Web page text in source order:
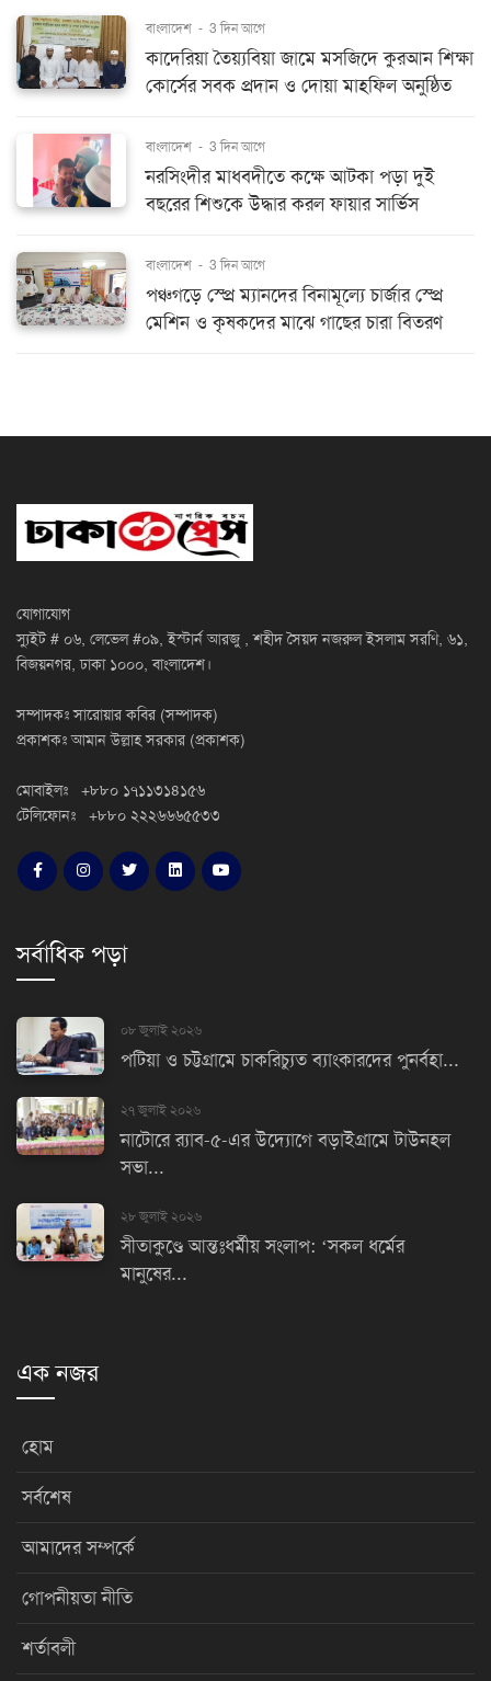
বাংলাদেশ - 3 দিন আগে
কাদেরিয়া তৈয়্যবিয়া জামে মসজিদে কুরআন শিক্ষা
কোর্সের সবক প্রদান ও দোয়া মাহফিল অনুষ্ঠিত
বাংলাদেশ - 3 দিন আগে
নরসিংদীর মাধবদীতে কক্ষে আটকা পড়া দুই
বছরের শিশুকে উদ্ধার করল ফায়ার সার্ভিস
বাংলাদেশ - 3 দিন আগে
পঞ্চগড়ে স্প্রে ম্যানদের বিনামূল্যে চার্জার স্প্রে
মেশিন ও কৃষকদের মাঝে গাছের চারা বিতরণ
যোগাযোগ
স্যুইট # ০৬, লেভেল #০৯, ইস্টার্ন আরজু , শহীদ সৈয়দ নজরুল ইসলাম সরণি, ৬১,
বিজয়নগর, ঢাকা ১০০০, বাংলাদেশ।
সম্পাদকঃ সারোয়ার কবির (সম্পাদক)
প্রকাশকঃ আমান উল্লাহ সরকার (প্রকাশক)
মোবাইলঃ +৮৮০ ১৭১১৩১৪১৫৬
টেলিফোনঃ +৮৮০ ২২২৬৬৬৫৫৩৩
সর্বাধিক পড়া
০৮ জুলাই ২০২৬
পটিয়া ও চট্টগ্রামে চাকরিচ্যুত ব্যাংকারদের পুনর্বহা...
২৭ জুলাই ২০২৬
নাটোরে র‌্যাব-৫-এর উদ্যোগে বড়াইগ্রামে টাউনহল
সভা...
২৮ জুলাই ২০২৬
সীতাকুণ্ডে আন্তঃধর্মীয় সংলাপ: ‘সকল ধর্মের
মানুষের...
এক নজর
হোম
সর্বশেষ
আমাদের সম্পর্কে
গোপনীয়তা নীতি
শর্তাবলী